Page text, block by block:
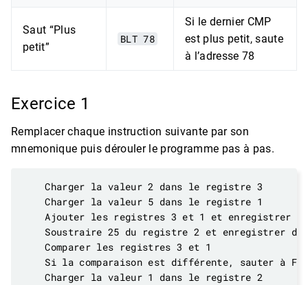
Saut “Plus
petit”
BLT 78
Si le dernier CMP
est plus petit, saute
à l’adresse 78
Exercice 1
Remplacer chaque instruction suivante par son
mnemonique puis dérouler le programme pas à pas.
    Charger la valeur 1 dans le registre 2